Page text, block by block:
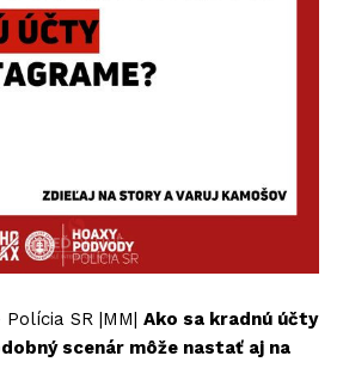
SR |MM| Ako sa kradnú účty
scenár môže nastať aj na